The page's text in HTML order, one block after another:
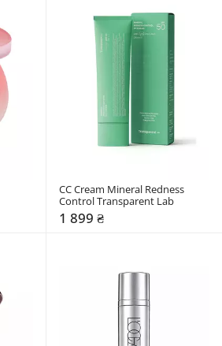
CC Cream Mineral Redness
Control Transparent Lab
1 899 ₴